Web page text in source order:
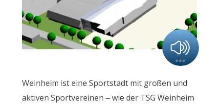
Weinheim ist eine Sportstadt mit großen und
aktiven Sportvereinen – wie der TSG Weinheim